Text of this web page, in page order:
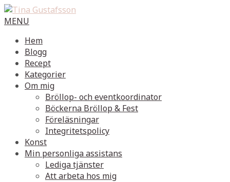
MENU
Hem
Blogg
Recept
Kategorier
Om mig
Bröllop- och eventkoordinator
Böckerna Bröllop & Fest
Föreläsningar
Integritetspolicy
Konst
Min personliga assistans
Lediga tjänster
Att arbeta hos mig